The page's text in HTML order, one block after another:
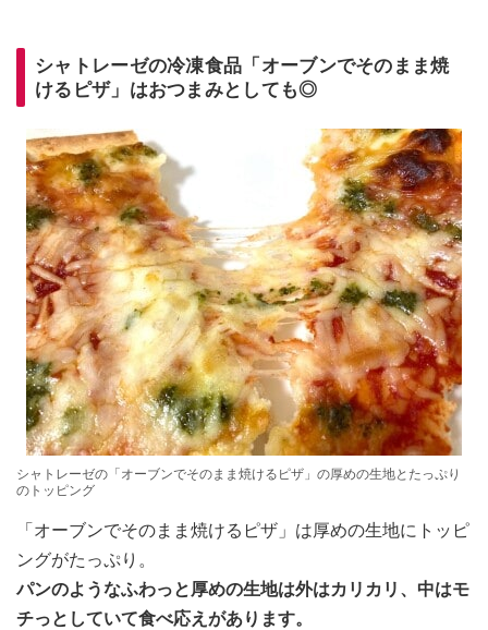
シャトレーゼの冷凍食品「オーブンでそのまま焼
けるピザ」はおつまみとしても◎
シャトレーゼの「オーブンでそのまま焼けるピザ」の厚めの生地とたっぷり
のトッピング
「オーブンでそのまま焼けるピザ」は厚めの生地にトッピ
ングがたっぷり。
パンのようなふわっと厚めの生地は外はカリカリ、中はモ
チっとしていて食べ応えがあります。